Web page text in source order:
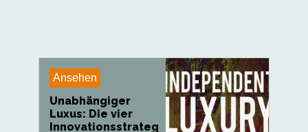
Ansehen
Unabhängiger
Luxus: Die vier
Innovationsstrateg